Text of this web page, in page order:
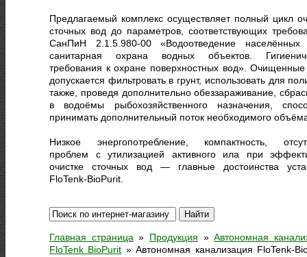
Предлагаемый комплекс осуществляет полный цикл
сточных вод до параметров, соответствующих
СанПиН 2.1.5.980-00 «Водоотведение населённых
санитарная охрана водных объектов.
требования к охране поверхностных вод».
допускается фильтровать в грунт, использовать для
также, проведя дополнительно обеззараживание,
в водоёмы рыбохозяйственного назначения,
принимать дополнительный поток необходимого
Низкое энергопотребление, компактность,
проблем с утилизацией активного ила при
очистке сточных вод — главные достоинства
FloTenk-BioPurit.
Главная страница » Продукция » Автономная
FloTenk BioPurit »Автономная канализация FloTenk-